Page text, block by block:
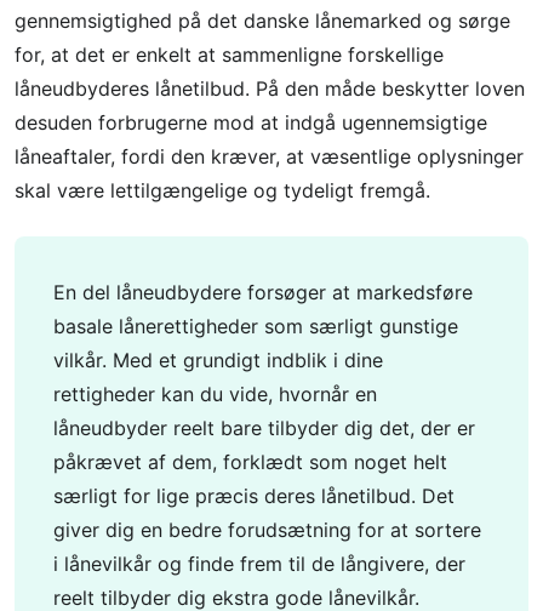
gennemsigtighed på det danske lånemarked og sørge
for, at det er enkelt at sammenligne forskellige
låneudbyderes lånetilbud. På den måde beskytter loven
desuden forbrugerne mod at indgå ugennemsigtige
låneaftaler, fordi den kræver, at væsentlige oplysninger
skal være lettilgængelige og tydeligt fremgå.
En del låneudbydere forsøger at markedsføre
basale lånerettigheder som særligt gunstige
vilkår. Med et grundigt indblik i dine
rettigheder kan du vide, hvornår en
låneudbyder reelt bare tilbyder dig det, der er
påkrævet af dem, forklædt som noget helt
særligt for lige præcis deres lånetilbud. Det
giver dig en bedre forudsætning for at sortere
i lånevilkår og finde frem til de långivere, der
reelt tilbyder dig ekstra gode lånevilkår.